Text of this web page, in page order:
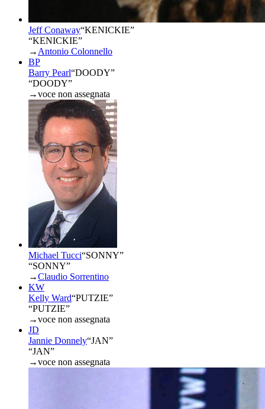
Jeff Conaway“KENICKIE”
“KENICKIE”
→ Antonio Colonnello
BP
Barry Pearl“DOODY”
“DOODY”
→voce non assegnata
Michael Tucci“SONNY”
“SONNY”
→Claudio Sorrentino
KW
Kelly Ward“PUTZIE”
“PUTZIE”
→voce non assegnata
JD
Jannie Donnely“JAN”
“JAN”
→voce non assegnata